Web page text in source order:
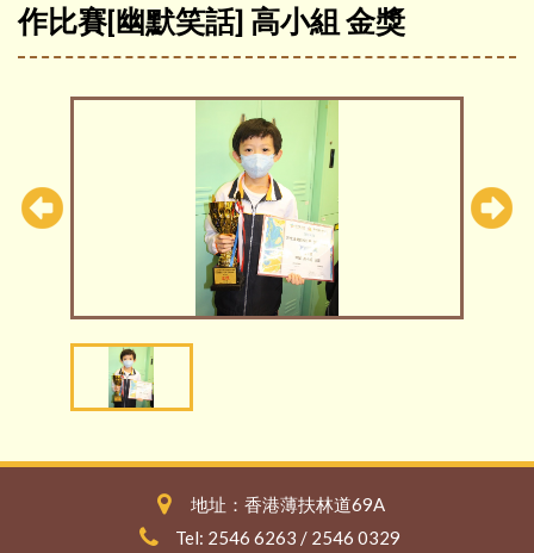
作比賽[幽默笑話] 高小組 金獎
地址：香港薄扶林道69A
Tel: 2546 6263 / 2546 0329